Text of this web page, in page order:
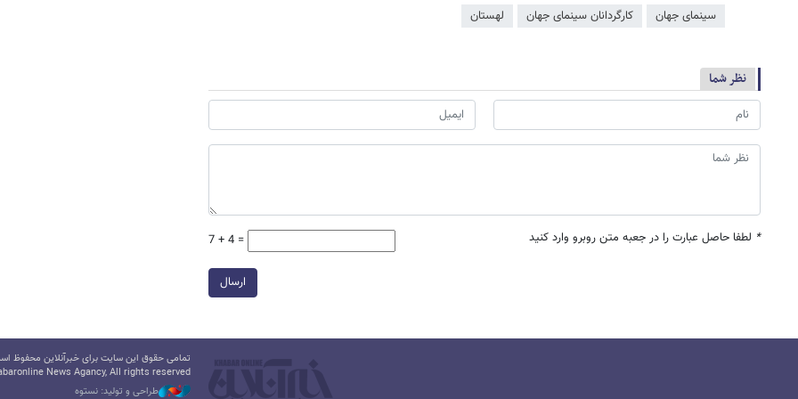
سینمای جهان کارگردانان سینمای جهان لهستان
نظر شما
* لطفا حاصل عبارت را در جعبه متن روبرو وارد کنید 7 + 4 =
ارسال
تمامی حقوق این سایت برای خبرآنلاین محفوظ
News Agancy, All rights reserved
طراحی و تولید: نستوه